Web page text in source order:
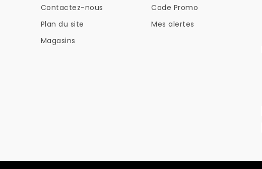
Contactez-nous
Plan du site
Magasins
Code Promo
Mes alertes